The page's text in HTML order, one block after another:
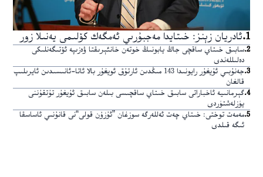
1
.ئادريان زېنز: خىتايدا مەجبۇرىي ئەمگەك كۆلىمى يەنىلا زور
2
.سابىق خىتاي ساقچى جاڭ يابونىڭ خوتەن خانئېرىقتا ۋەزىپە ئۆتىگەنلىكى
دەلىللەندى
3
.
جەنۇبىي ئۇيغۇر رايونىدا 143 مىڭدىن ئارتۇق ئويغۇر بالا ئاتا-ئانىسىدىن ئايرىلىپ
قالغان
4
.گېرمانىيە ئاخباراتى سابىق خىتاي ساقچىسى بىلەن سابىق ئۇيغۇر تۇتقۇننى
يۈزلەشتۈردى
5
.مەمەت توختى: خىتاي چەت ئەللەرگە سوزغان ”ئۇزۇن قولى“نى قانۇنىي ئاساسقا
ئىگە قىلدى